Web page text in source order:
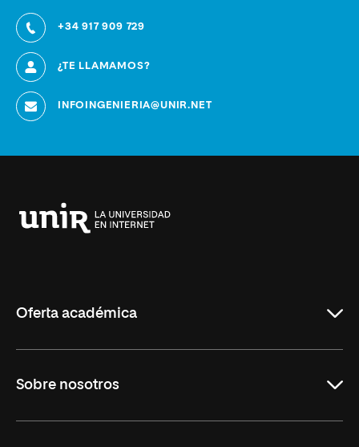
+34 917 909 729
¿TE LLAMAMOS?
INFOINGENIERIA@UNIR.NET
Oferta académica
Derecho
Sobre nosotros